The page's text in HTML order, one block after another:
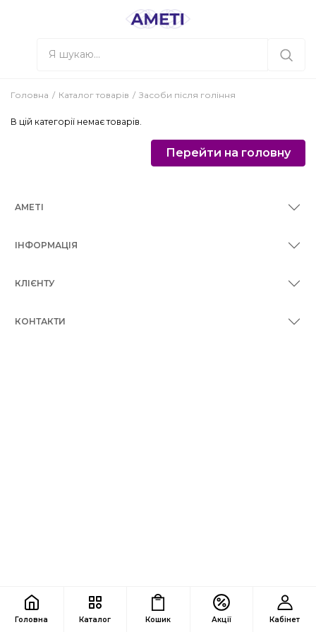
Головна Каталог Кошик Акції Кабінет
Головна Каталог товарів Засоби після гоління
В цій категорії немає товарів.
Перейти на головну
AMETI
ІНФОРМАЦІЯ
КЛІЄНТУ
КОНТАКТИ